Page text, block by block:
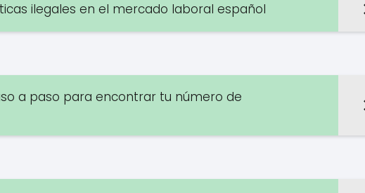
ilegales en el mercado laboral español
a paso para encontrar tu número de